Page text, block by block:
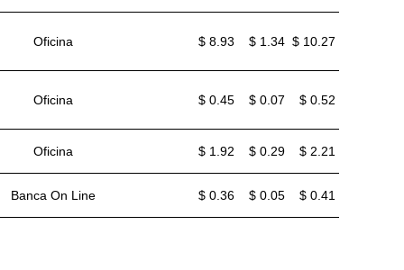
Oficina $ 8.93 $ 1.34 $ 10.27
Oficina $ 0.45 $ 0.07 $ 0.52
Oficina $ 1.92 $ 0.29 $ 2.21
Banca On Line $ 0.36 $ 0.05 $ 0.41